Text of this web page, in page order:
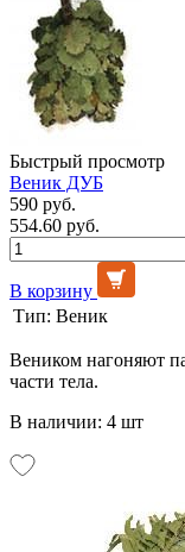
Быстрый просмотр
Веник ДУБ
590 руб.
554.60 руб.
В корзину
Тип: Веник
Веником нагоняют
части тела.
В наличии: 4 шт